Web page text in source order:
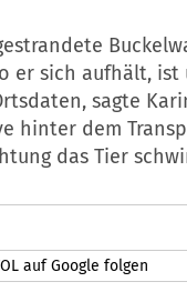
er sich aufhält, ist
sagte
hinter dem
das Tier
auf Google folgen